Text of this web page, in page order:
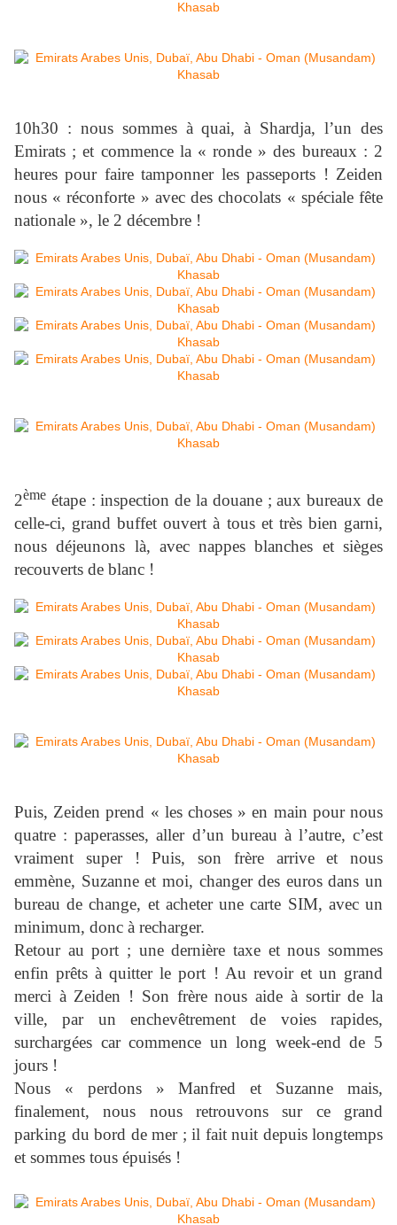
10h30 : nous sommes à quai, à Shardja, l’un des
Emirats ; et commence la « ronde » des bureaux : 2
heures pour faire tamponner les passeports ! Zeiden
nous « réconforte » avec des chocolats « spéciale fête
nationale », le 2 décembre !
2ème étape : inspection de la douane ; aux bureaux de
celle-ci, grand buffet ouvert à tous et très bien garni,
nous déjeunons là, avec nappes blanches et sièges
recouverts de blanc !
Puis, Zeiden prend « les choses » en main pour nous
quatre : paperasses, aller d’un bureau à l’autre, c’est
vraiment super ! Puis, son frère arrive et nous
emmène, Suzanne et moi, changer des euros dans un
bureau de change, et acheter une carte SIM, avec un
minimum, donc à recharger.
Retour au port ; une dernière taxe et nous sommes
enfin prêts à quitter le port ! Au revoir et un grand
merci à Zeiden ! Son frère nous aide à sortir de la
ville, par un enchevêtrement de voies rapides,
surchargées car commence un long week-end de 5
jours !
Nous « perdons » Manfred et Suzanne mais,
finalement, nous nous retrouvons sur ce grand
parking du bord de mer ; il fait nuit depuis longtemps
et sommes tous épuisés !